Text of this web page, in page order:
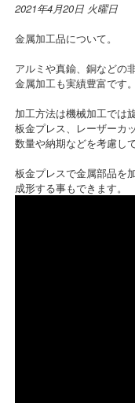
2021年4月20日 火曜日
金属加工品について。
アルミや真鍮、銅などの
金属加工も実績豊富です
加工方法は機械加工では
板金プレス、レーザーカ
数量や納期などを考慮し
板金プレスで金属部品を
成形する事もできます。